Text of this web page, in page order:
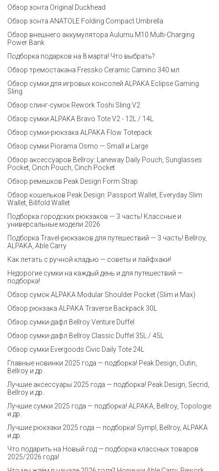
Обзор зонта Original Duckhead
Обзор зонта ANATOLE Folding Compact Umbrella
Обзор внешнего аккумулятора Aulumu M10 Multi-Charging
Power Bank
Подборка подарков на 8 марта! Что выбрать?
Обзор тремостакана Fressko Ceramic Camino 340 мл
Обзор сумки для игровых консолей ALPAKA Eclipse Gaming
Sling
Обзор слинг-сумок Rework Toshi Sling V2
Обзор сумки ALPAKA Bravo Tote V2 - 12L / 14L
Обзор сумки-рюкзака ALPAKA Flow Totepack
Обзор сумки Piorama Osmo — Small и Large
Обзор аксессуаров Bellroy: Laneway Daily Pouch, Sunglasses
Pocket, Cinch Pouch, Cinch Pocket
Обзор ремешков Peak Design Form Strap
Обзор кошельков Peak Design: Passport Wallet, Everyday Slim
Wallet, Billfold Wallet
Подборка городских рюкзаков — 3 часть! Классные и
универсальные модели 2026
Подборка Travel-рюкзаков для путешествий — 3 часть! Bellroy,
ALPAKA, Able Carry
Как летать с ручной кладью — советы и лайфхаки!
Недорогие сумки на каждый день и для путешествий —
подборка!
Обзор сумок ALPAKA Modular Shoulder Pocket (Slim и Max)
Обзор рюкзака ALPAKA Traverse Backpack 30L
Обзор сумки-дафл Bellroy Venture Duffel
Обзор сумки-дафл Bellroy Classic Duffel 35L / 45L
Обзор сумки Evergoods Civic Daily Tote 24L
Главные новинки 2025 года — подборка! Peak Design, Outin,
Bellroy и др.
Лучшие аксессуары 2025 года — подборка! Peak Design, Secrid,
Bellroy и др.
Лучшие сумки 2025 года — подборка! ALPAKA, Bellroy, Topologie
и др.
Лучшие рюкзаки 2025 года — подборка! Sympl, Bellroy, ALPAKA
и др.
Что подарить на Новый год — подборка классных товаров
2025/2026 года!